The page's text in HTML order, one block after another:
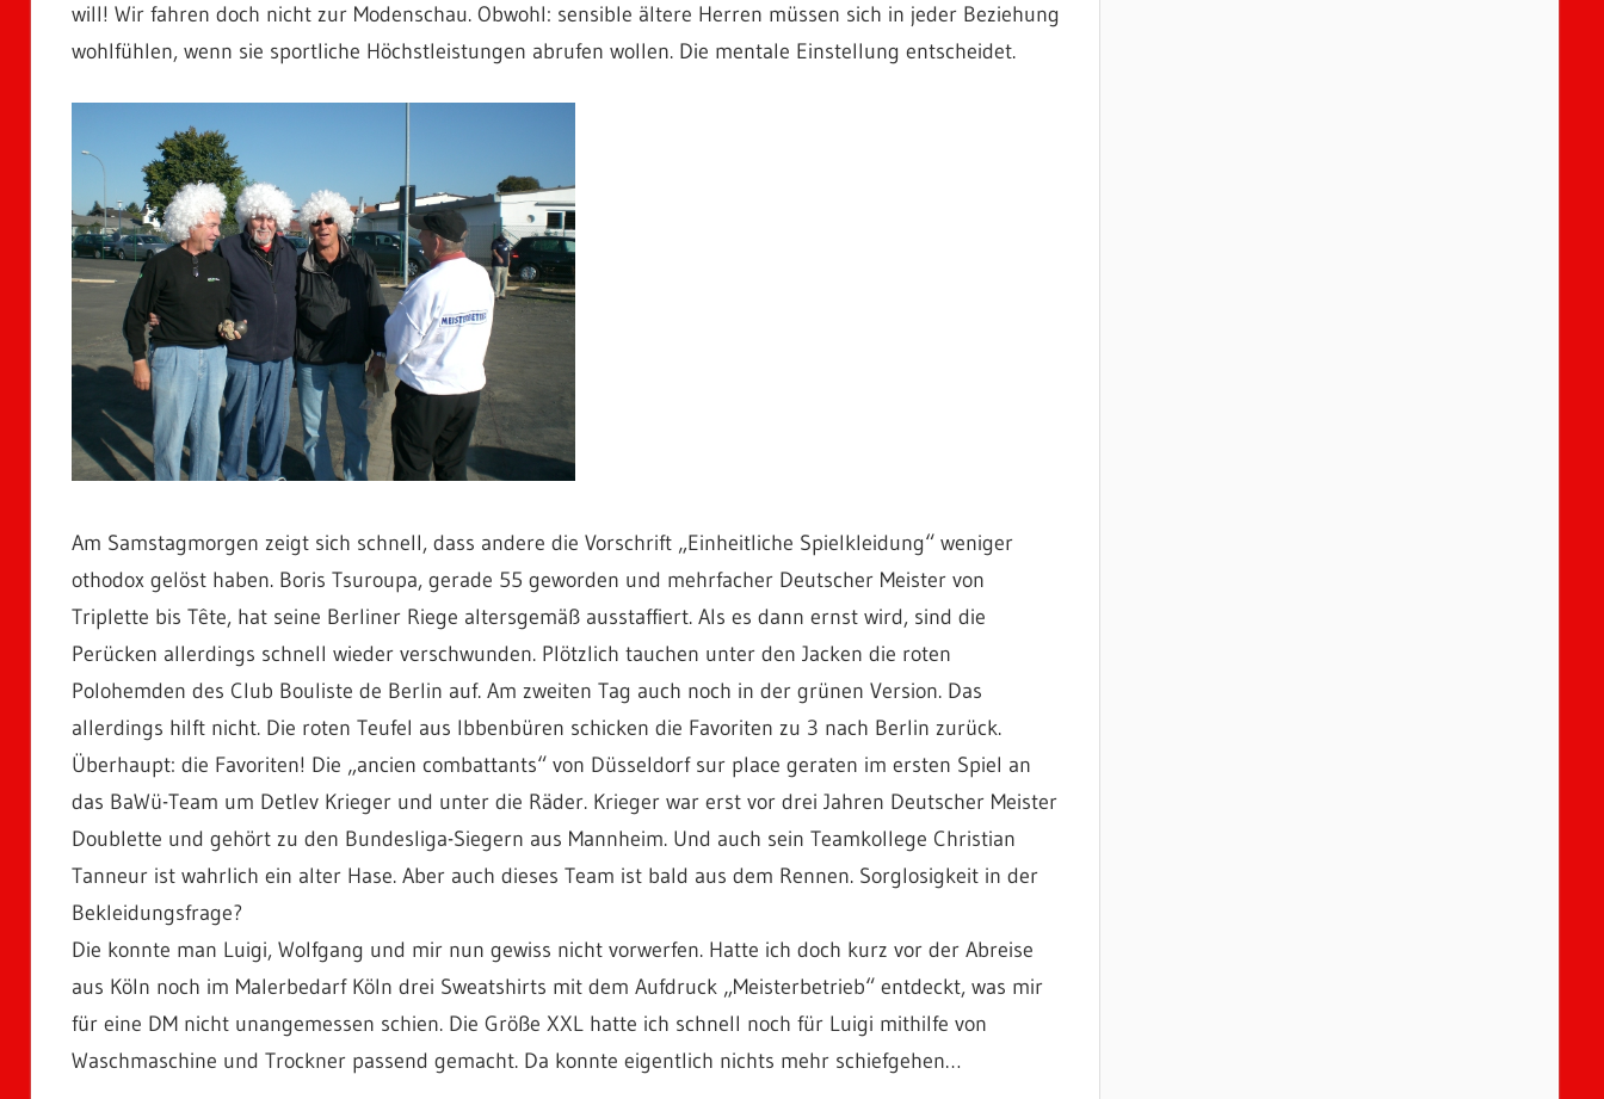
will! Wir fahren doch nicht zur Modenschau. Obwohl: sensible ältere Herren müssen sich in jeder Beziehung
wohlfühlen, wenn sie sportliche Höchstleistungen abrufen wollen. Die mentale Einstellung entscheidet.
Am Samstagmorgen zeigt sich schnell, dass andere die Vorschrift „Einheitliche Spielkleidung“ weniger
othodox gelöst haben. Boris Tsuroupa, gerade 55 geworden und mehrfacher Deutscher Meister von
Triplette bis Tête, hat seine Berliner Riege altersgemäß ausstaffiert. Als es dann ernst wird, sind die
Perücken allerdings schnell wieder verschwunden. Plötzlich tauchen unter den Jacken die roten
Polohemden des Club Bouliste de Berlin auf. Am zweiten Tag auch noch in der grünen Version. Das
allerdings hilft nicht. Die roten Teufel aus Ibbenbüren schicken die Favoriten zu 3 nach Berlin zurück.
Überhaupt: die Favoriten! Die „ancien combattants“ von Düsseldorf sur place geraten im ersten Spiel an
das BaWü-Team um Detlev Krieger und unter die Räder. Krieger war erst vor drei Jahren Deutscher Meister
Doublette und gehört zu den Bundesliga-Siegern aus Mannheim. Und auch sein Teamkollege Christian
Tanneur ist wahrlich ein alter Hase. Aber auch dieses Team ist bald aus dem Rennen. Sorglosigkeit in der
Bekleidungsfrage?
Die konnte man Luigi, Wolfgang und mir nun gewiss nicht vorwerfen. Hatte ich doch kurz vor der Abreise
aus Köln noch im Malerbedarf Köln drei Sweatshirts mit dem Aufdruck „Meisterbetrieb“ entdeckt, was mir
für eine DM nicht unangemessen schien. Die Größe XXL hatte ich schnell noch für Luigi mithilfe von
Waschmaschine und Trockner passend gemacht. Da konnte eigentlich nichts mehr schiefgehen…